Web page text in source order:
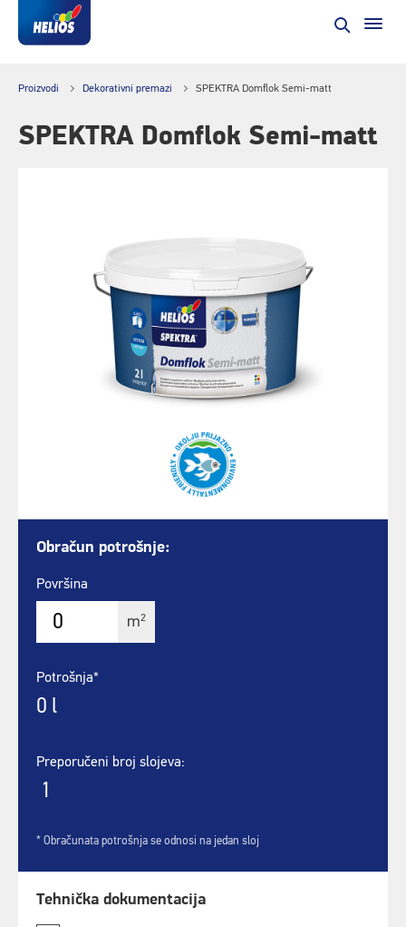
Proizvodi Dekorativni premazi SPEKTRA Domflok Semi-matt
SPEKTRA Domflok Semi-matt
Obračun potrošnje:
Površina
m2
Potrošnja*
0 l
Preporučeni broj slojeva:
1
* Obračunata potrošnja se odnosi na jedan sloj
Tehnička dokumentacija